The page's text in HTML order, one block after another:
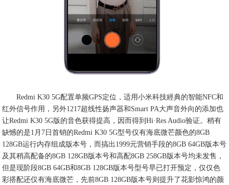
Redmi K30 5G配置单频GPS定位，适用小米科技經典的智能NFC和
红外信号作用，另外1217超线性扬声器和Smart PA大声音外向的添加也
让Redmi K30 5G版的音色获得提高，因而得到Hi·Res Audio验证。稍有
缺憾的是1月7日首销的Redmi K30 5G型号仅有海底微芒颜色的8GB
128GB运行内存组成版本号，而搞出1999元营销手段的8GB 64GB版本号
及其稍高配备的8GB 128GB版本号和高配8GB 258GB版本号均未发售，
但是现阶段8GB 64GB和8GB 128GB版本号型号早已打开预定，仅仅色
彩搭配还仅有海底微芒，先前8GB 128GB版本号则提升了花影惊鸿的颜